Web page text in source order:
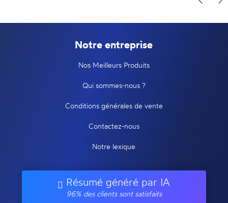
Notre entreprise
Nos Meilleurs Produits
Qui sommes-nous ?
Conditions générales de vente
Contactez-nous
Notre lexique
Résumé généré par IA
96% des clients sont satisfaits